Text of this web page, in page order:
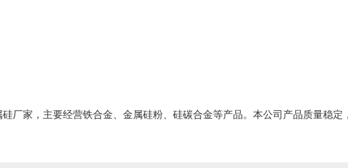
厂家，主要经营铁合金、金属硅粉、硅碳合金等产品。本公司产品质量稳